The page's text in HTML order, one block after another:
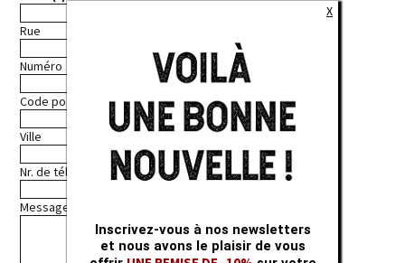
Rue
Numéro
Code postal
Ville
Nr. de téléphone
Message
X
Inscrivez-vous à nos newsletters
et nous avons le plaisir de vous